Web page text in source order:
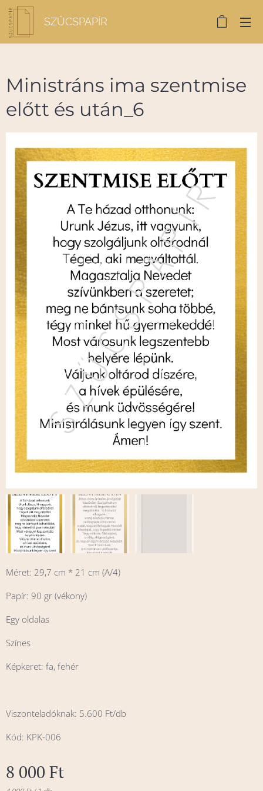
SZŰCSPAPÍR
Ministráns ima szentmise
előtt és után_6
Méret: 29,7 cm * 21 cm (A/4)
Papír: 90 gr (vékony)
Egy oldalas
Színes
Képkeret: fa, fehér
Viszonteladóknak: 5.600 Ft/db
Kód: KPK-006
8 000 Ft